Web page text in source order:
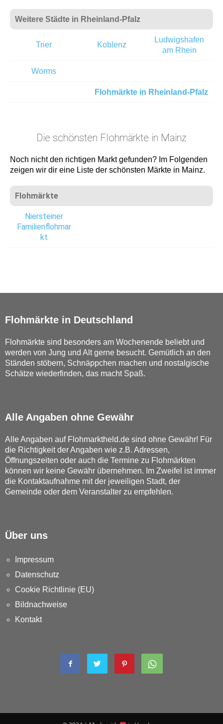
Weitere Städte in Rheinland-Pfalz
Trier Koblenz
Ludwigshafen
am Rhein
Worms
Flohmärkte in Rheinland-Pfalz
Die schönsten Flohmärkte in Mainz
Noch nicht den richtigen Markt gefunden? Im Folgenden
zeigen wir dir eine Liste der schönsten Märkte in Mainz.
Flohmärkte
Niersteiner
Familienflohmar
kt
Flohmärkte in Deutschland
Flohmärkte sind besonders am Wochenende beliebt und
werden von Jung und Alt gerne besucht. Gemütlich an den
Ständen stöbern, Schnäppchen machen und nostalgische
Schätze wiederfinden, das macht Spaß.
Alle Angaben ohne Gewähr
Alle Angaben auf Flohmarktheld.de sind ohne Gewähr! Für
die Richtigkeit der Angaben wie z.B. Adressen,
Öffnungszeiten oder auch die Termine zu Flohmärkten
können wir keine Gewähr übernehmen. Im Zweifel ist immer
die Kontaktaufnahme mit der jeweiligen Stadt, der
Gemeinde oder dem Veranstalter zu empfehlen.
Über uns
Impressum
Datenschutz
Cookie Richtlinie (EU)
Bildnachweise
Kontakt